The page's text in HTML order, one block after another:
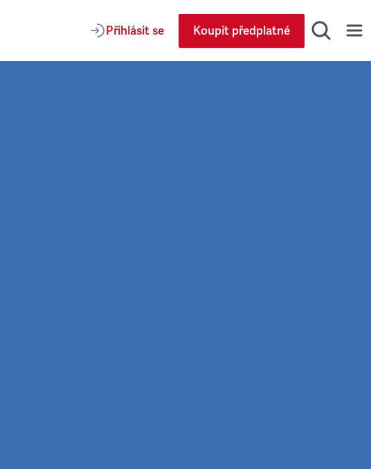
Přihlásit se Koupit předplatné